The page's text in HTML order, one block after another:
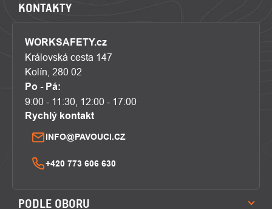
KONTAKTY
WORKSAFETY.cz
Královská cesta 147
Kolín, 280 02
Po - Pá:
9:00 - 11:30, 12:00 - 17:00
Rychlý kontakt
INFO@PAVOUCI.CZ
+420 773 606 630
PODLE OBORU